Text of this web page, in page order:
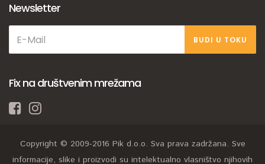
Newsletter
BUDI U TOKU
Fix na društvenim mrežama
Copyright © 2009-2016 Pik d.o.o. Sva prava zadržana. Sve
informacije, slike i proizvodi su intelektualno vlasništvo njihovih